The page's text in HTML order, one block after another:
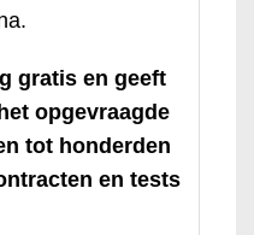
gratis en geeft
opgevraagde
tot honderden
en tests